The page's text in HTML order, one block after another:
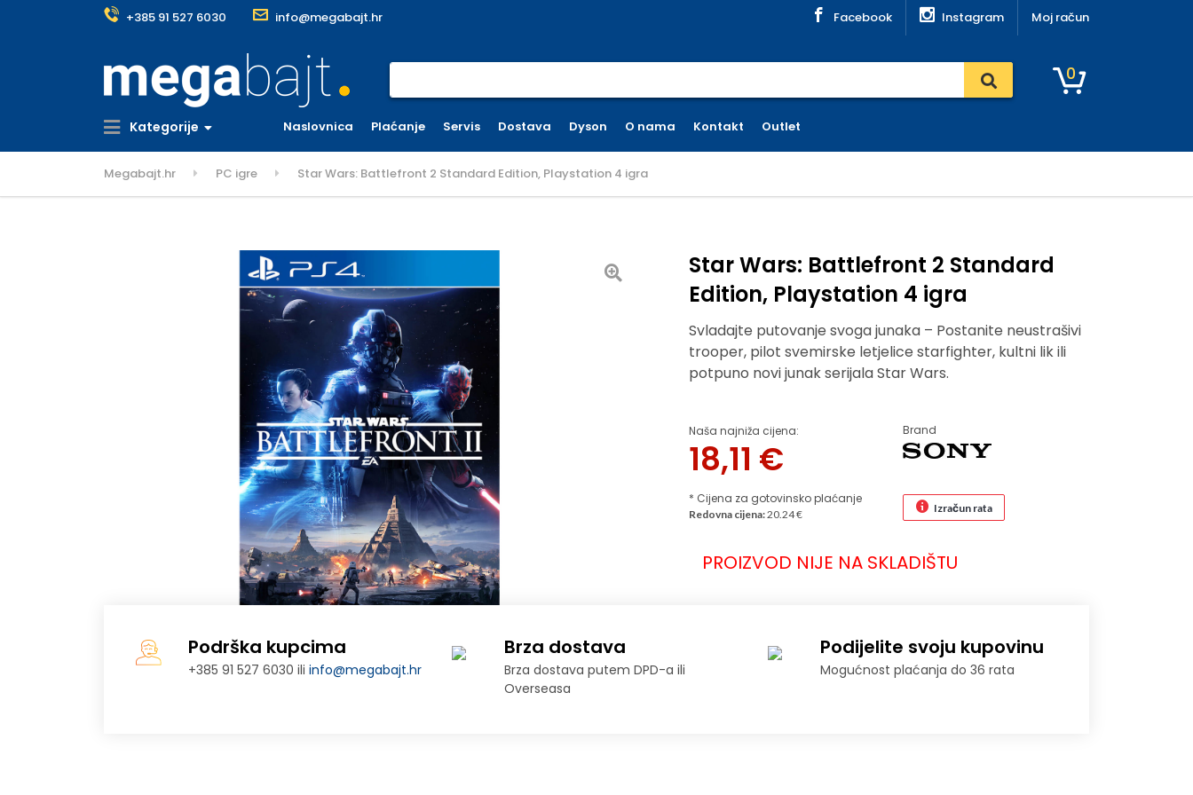
+385 91 527 6030 info@megabajt.hr Facebook Instagram Moj račun
0
Kategorije Naslovnica Plaćanje Servis Dostava Dyson O nama Kontakt Outlet
Megabajt.hr PC igre Star Wars: Battlefront 2 Standard Edition, Playstation 4 igra
Star Wars: Battlefront 2 Standard
Edition, Playstation 4 igra
Svladajte putovanje svoga junaka – Postanite neustrašivi
trooper, pilot svemirske letjelice starfighter, kultni lik ili
potpuno novi junak serijala Star Wars.
Naša najniža cijena:
18,11 €
* Cijena za gotovinsko plaćanje
Brand
Redovna cijena:20.24 € Izračun rata
PROIZVOD NIJE NA SKLADIŠTU
Podrška kupcima
+385 91 527 6030 iliinfo@megabajt.hr
Brza dostava
Brza dostava putem DPD-a ili
Overseasa
Podijelite svoju kupovinu
Mogućnost plaćanja do 36 rata